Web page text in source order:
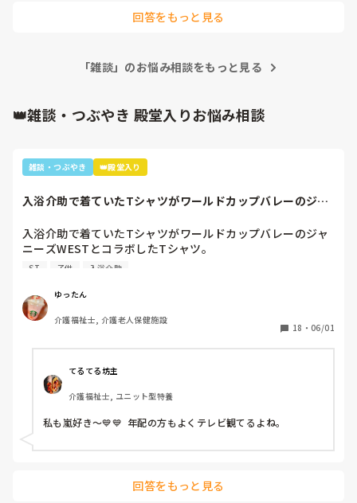
回答をもっと見る
「雑談」のお悩み相談をもっと見る
👑雑談・つぶやき 殿堂入りお悩み相談
雑談・つぶやき 👑殿堂入り
入浴介助で着ていたTシャツがワールドカップバレーのジャ
入浴介助で着ていたTシャツがワールドカップバレーのジャ
ニーズWESTとコラボしたTシャツ。
暑いししんどいから、せめて好きなTシャツを着て介助しよ
別のフロアの利用者さん達で私はリフト浴の介助をしている
と「可愛いTシャツね☺️」と言われ「そうでしょ？去年のバ
レーボールの世界大会で好きなアイドル達が応援してて、グ
ーズ…(きっとWESTの読み方分からなかった)あなたジャニ
ーズが好きなのね😊」と。
大好きと伝えると「私もよ、あなた嵐は好き？」と聞かれ、
1番好きと伝えると利用者さんが嵐のメンバー3人の名前を言
っていき「後2人…。どないしよ、あと2人名前がでてけぇへ
んわ😩」と言うと近くの利用者さんが「櫻井くんと二宮くん
や」と😂😂
ムタクしか居ないこと、SMAPは解散してしまった事等伝え
ST 子供 入浴介助
ゆったん
介護福祉士, 介護老人保健施設
18 ・ 06/01
てるてる坊主
介護福祉士, ユニット型特養
私も嵐好き～💙💙  年配の方もよくテレビ観てるよね。
回答をもっと見る